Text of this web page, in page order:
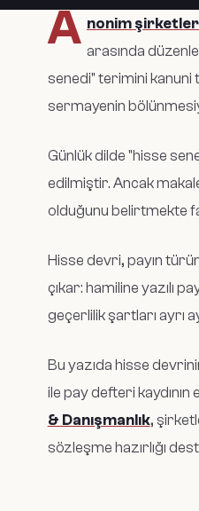
A nonim
arasında
senedi" terimini
sermayenin
Günlük dilde "hisse
edilmiştir. Ancak
olduğunu belirtmekte
Hisse devri, payın
çıkar: hamiline yazılı
geçerlilik şartları ayrı
Bu yazıda hisse
ile pay defteri kaydının
& Danışmanlık,
sözleşme hazırlığı